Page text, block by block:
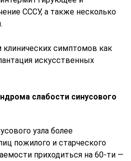
СССУ, а также несколько
симптомов как
искусственных
слабости синусового
узла более
пожилого и старческого
приходиться на 60-ти —